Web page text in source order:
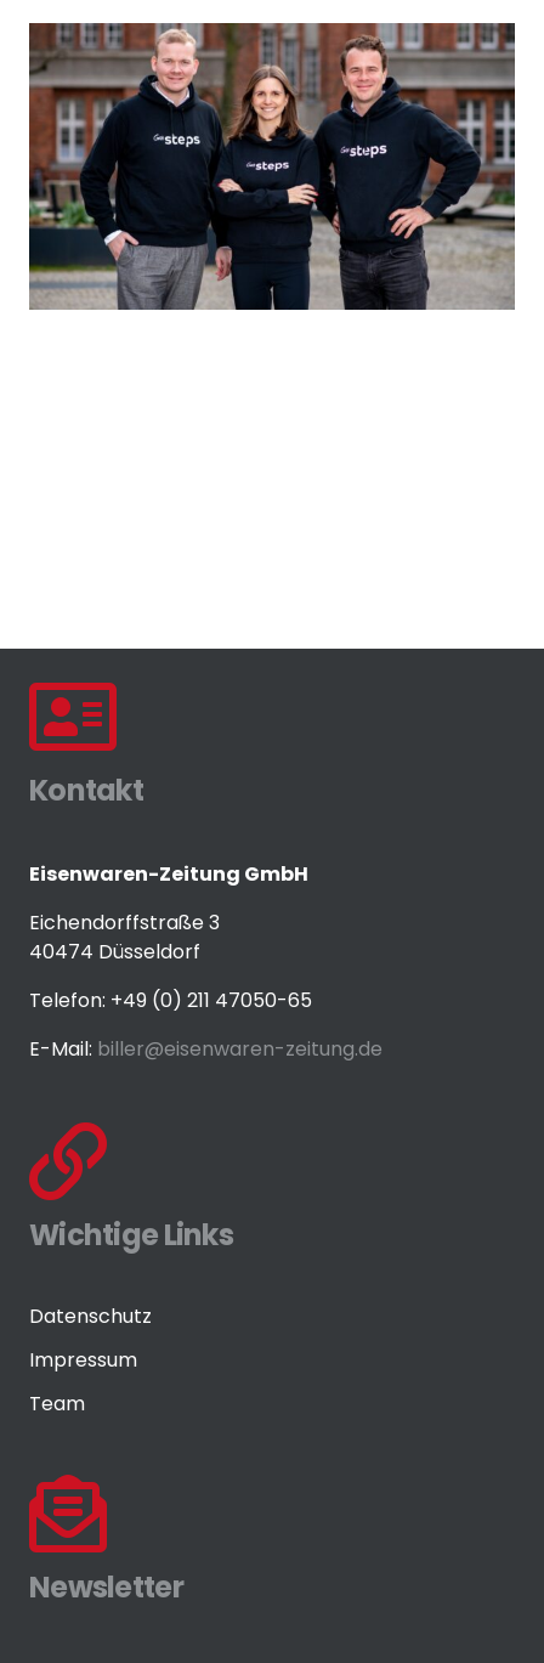
Kontakt
Eisenwaren-Zeitung GmbH
Eichendorffstraße 3
40474 Düsseldorf
Telefon: +49 (0) 211 47050-65
E-Mail: biller@eisenwaren-zeitung.de
Wichtige Links
Datenschutz
Impressum
Team
Newsletter